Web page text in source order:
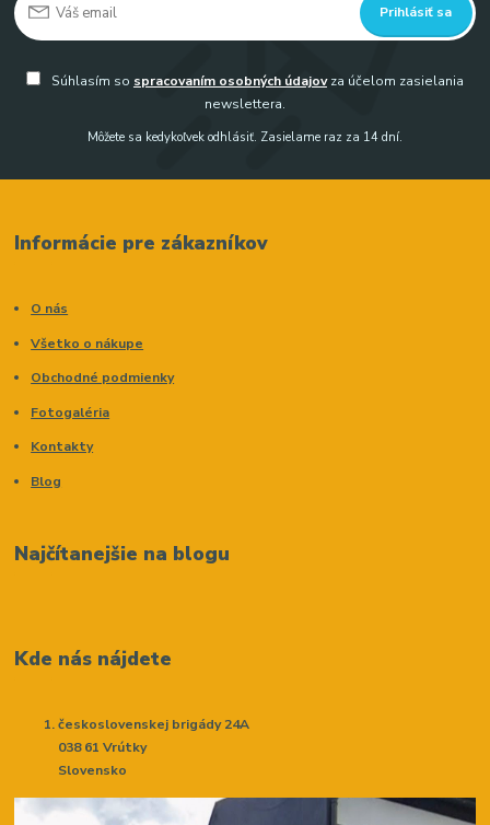
Prihlásiť sa
Súhlasím so spracovaním osobných údajovza účelom zasielania
newslettera.
Môžete sa kedykoľvek odhlásiť. Zasielame raz za 14 dní.
Informácie pre zákazníkov
O nás
Všetko o nákupe
Obchodné podmienky
Fotogaléria
Kontakty
Blog
Najčítanejšie na blogu
Kde nás nájdete
československej brigády 24A
038 61 Vrútky
Slovensko